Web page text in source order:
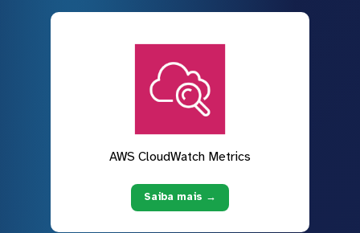
AWS CloudWatch Metrics
Saiba mais →